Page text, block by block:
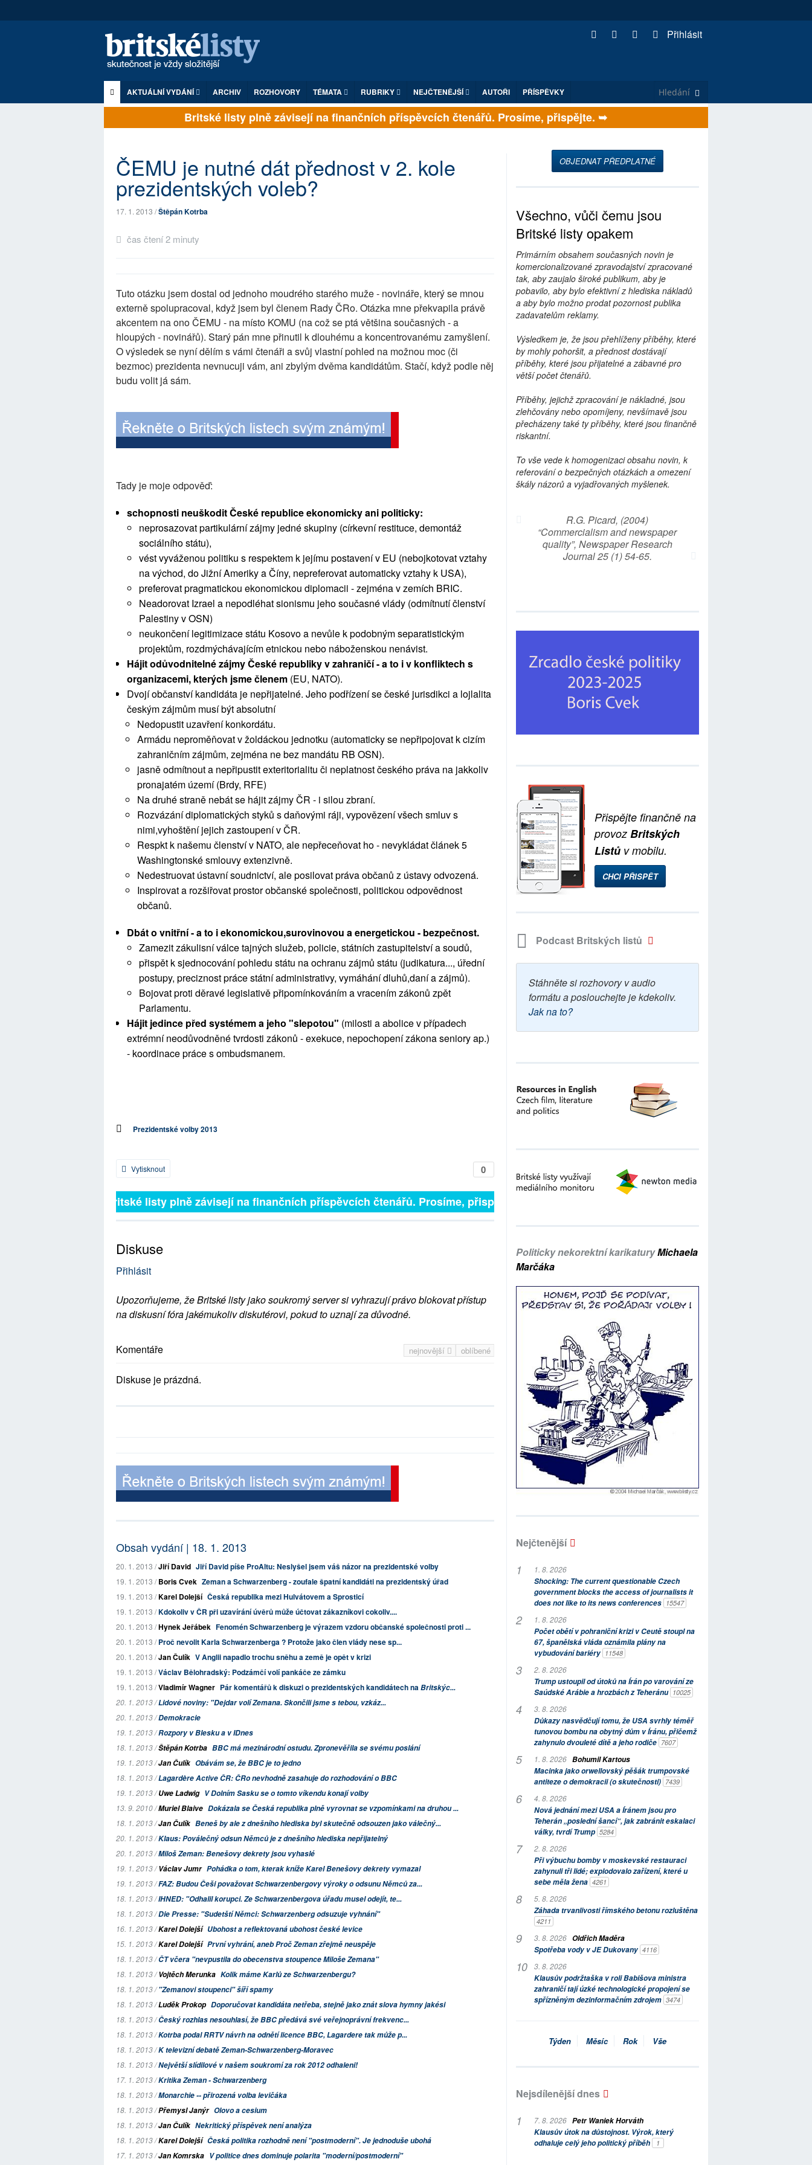
Přihlásit
AKTUÁLNÍ VYDÁNÍ ARCHIV ROZHOVORY TÉMATA RUBRIKY NEJČTENĚJŠÍ AUTOŘI PŘÍSPĚVKY
Britské listy plně závisejí na finančních příspěvcích čtenářů. Prosíme, přispějte. ➥
ČEMU je nutné dát přednost v 2. kole
prezidentských voleb?
17. 1. 2013 /Štěpán Kotrba
čas čtení 2 minuty
Tuto otázku jsem dostal od jednoho moudrého starého muže - novináře, který se mnou
externě spolupracoval, když jsem byl členem Rady ČRo. Otázka mne překvapila právě
akcentem na ono ČEMU - na místo KOMU (na což se ptá většina současných - a
hloupých - novinářů). Starý pán mne přinutil k dlouhému a koncentrovanému zamyšlení.
O výsledek se nyní dělím s vámi čtenáři a svůj vlastní pohled na možnou moc (či
bezmoc) prezidenta nevnucuji vám, ani zbylým dvěma kandidátům. Stačí, když podle něj
budu volit já sám.
Tady je moje odpověď:
schopnosti neuškodit České republice ekonomicky ani politicky:
neprosazovat partikulární zájmy jedné skupiny (církevní restituce, demontáž
sociálního státu),
vést vyváženou politiku s respektem k jejímu postavení v EU (nebojkotovat vztahy
na východ, do Jižní Ameriky a Číny, nepreferovat automaticky vztahy k USA),
preferovat pragmatickou ekonomickou diplomacii - zejména v zemích BRIC.
Neadorovat Izrael a nepodléhat sionismu jeho současné vlády (odmítnutí členství
Palestiny v OSN)
neukončení legitimizace státu Kosovo a nevůle k podobným separatistickým
projektům, rozdmýchávajícím etnickou nebo náboženskou nenávist.
Hájit odůvodnitelné zájmy České republiky v zahraničí - a to i v konfliktech s
organizacemi, kterých jsme členem (EU, NATO).
Dvojí občanství kandidáta je nepřijatelné. Jeho podřízení se české jurisdikci a lojlalita
českým zájmům musí být absolutní
Nedopustit uzavření konkordátu.
Armádu neproměňovat v žoldáckou jednotku (automaticky se nepřipojovat k cizím
zahraničním zájmům, zejména ne bez mandátu RB OSN).
jasně odmítnout a nepřipustit exteritorialitu či neplatnost českého práva na jakkoliv
pronajatém území (Brdy, RFE)
Na druhé straně nebát se hájit zájmy ČR - i silou zbraní.
Rozvázání diplomatických styků s daňovými ráji, vypovězení všech smluv s
nimi,vyhoštění jejich zastoupení v ČR.
Respkt k našemu členství v NATO, ale nepřeceňovat ho - nevykládat článek 5
Washingtonské smlouvy extenzivně.
Nedestruovat ústavní soudnictví, ale posilovat práva občanů z ústavy odvozená.
Inspirovat a rozšiřovat prostor občanské společnosti, politickou odpovědnost
občanů.
Dbát o vnitřní - a to i ekonomickou,surovinovou a energetickou - bezpečnost.
Zamezit zákulisní válce tajných služeb, policie, státních zastupitelství a soudů,
přispět k sjednocování pohledu státu na ochranu zájmů státu (judikatura..., úřední
postupy, preciznost práce státní administrativy, vymáhání dluhů,daní a zájmů).
Bojovat proti děravé legislativě připomínkováním a vracením zákonů zpět
Parlamentu.
Hájit jedince před systémem a jeho "slepotou" (milosti a abolice v případech
extrémní neodůvodněné tvrdosti zákonů - exekuce, nepochopení zákona seniory ap.)
- koordinace práce s ombudsmanem.
Prezidentské volby 2013
0
Vytisknout
Britské listy plně závisejí na finančních příspěvcích čtenářů. Prosíme, přispějte. ➥
Diskuse
Přihlásit
Upozorňujeme, že Britské listy jako soukromý server si vyhrazují právo blokovat přístup
na diskusní fóra jakémukoliv diskutérovi, pokud to uznají za důvodné.
nejnovější oblíbené
Komentáře
Diskuse je prázdná.
Obsah vydání | 18. 1. 2013
20. 1. 2013 /Jiří David Jiří David píše ProAltu: Neslyšel jsem váš názor na prezidentské volby
19. 1. 2013 /Boris Cvek Zeman a Schwarzenberg - zoufale špatní kandidáti na prezidentský úřad
19. 1. 2013 /Karel Dolejší Česká republika mezi Hulvátovem a Sprosticí
19. 1. 2013 /Kdokoliv v ČR při uzavírání úvěrů může účtovat zákazníkovi cokoliv....
20. 1. 2013 /Hynek Jeřábek Fenomén Schwarzenberg je výrazem vzdoru občanské společnosti proti ...
20. 1. 2013 /Proč nevolit Karla Schwarzenberga ? Protože jako člen vlády nese sp...
20. 1. 2013 /Jan Čulík V Anglii napadlo trochu sněhu a země je opět v krizi
19. 1. 2013 /Václav Bělohradský: Podzámčí volí pankáče ze zámku
19. 1. 2013 /Vladimír Wagner Pár komentářů k diskuzi o prezidentských kandidátech naBritskýc...
20. 1. 2013 /Lidové noviny: "Dejdar volí Zemana. Skončili jsme s tebou, vzkáz...
20. 1. 2013 /Demokracie
19. 1. 2013 /Rozpory vBleskua vIDnes
18. 1. 2013 /Štěpán Kotrba BBC má mezinárodní ostudu. Zpronevěřila se svému poslání
19. 1. 2013 /Jan Čulík Obávám se, že BBC je to jedno
18. 1. 2013 /Lagardère Active ČR: ČRo nevhodně zasahuje do rozhodování o BBC
19. 1. 2013 /Uwe Ladwig V Dolním Sasku se o tomto víkendu konají volby
13. 9. 2010 /Muriel Blaive Dokázala se Česká republika plně vyrovnat se vzpomínkami na druhou ...
18. 1. 2013 /Jan Čulík Beneš by ale z dnešního hlediska byl skutečně odsouzen jako válečný...
20. 1. 2013 /Klaus: Poválečný odsun Němců je z dnešního hlediska nepřijatelný
20. 1. 2013 /Miloš Zeman: Benešovy dekrety jsou vyhaslé
19. 1. 2013 /Václav Jumr Pohádka o tom, kterak kníže Karel Benešovy dekrety vymazal
19. 1. 2013 /FAZ: Budou Češi považovat Schwarzenbergovy výroky o odsunu Němců za...
18. 1. 2013 /IHNED: "Odhalil korupci. Ze Schwarzenbergova úřadu musel odejít, te...
18. 1. 2013 /Die Presse: "Sudetští Němci: Schwarzenberg odsuzuje vyhnání"
16. 1. 2013 /Karel Dolejší Ubohost a reflektovaná ubohost české levice
15. 1. 2013 /Karel Dolejší První vyhrání, aneb Proč Zeman zřejmě neuspěje
18. 1. 2013 /ČT včera "nevpustila do obecenstva stoupence Miloše Zemana"
18. 1. 2013 /Vojtěch Merunka Kolik máme Karlů ze Schwarzenbergu?
18. 1. 2013 /"Zemanovi stoupenci" šíří spamy
18. 1. 2013 /Luděk Prokop Doporučovat kandidáta netřeba, stejně jako znát slova hymny jakési
18. 1. 2013 /Český rozhlas nesouhlasí, že BBC předává své veřejnoprávní frekvenc...
18. 1. 2013 /Kotrba podal RRTV návrh na odnětí licence BBC, Lagardere tak může p...
18. 1. 2013 /K televizní debatě Zeman-Schwarzenberg-Moravec
18. 1. 2013 /Největší slídilové v našem soukromí za rok 2012 odhaleni!
17. 1. 2013 /Kritika Zeman - Schwarzenberg
18. 1. 2013 /Monarchie -- přirozená volba levičáka
18. 1. 2013 /Přemysl Janýr Olovo a cesium
18. 1. 2013 /Jan Čulík Nekritický příspěvek není analýza
18. 1. 2013 /Karel Dolejší Česká politika rozhodně není "postmoderní". Je jednoduše ubohá
17. 1. 2013 /Jan Komrska V politice dnes dominuje polarita "moderní/postmoderní"
OBJEDNAT PŘEDPLATNÉ
Všechno, vůči čemu jsou
Britské listy opakem
Primárním obsahem současných novin je
komercionalizované zpravodajství zpracované
tak, aby zaujalo široké publikum, aby je
pobavilo, aby bylo efektivní z hlediska nákladů
a aby bylo možno prodat pozornost publika
zadavatelům reklamy.
Výsledkem je, že jsou přehlíženy příběhy, které
by mohly pohoršit, a přednost dostávají
příběhy, které jsou přijatelné a zábavné pro
větší počet čtenářů.
Příběhy, jejichž zpracování je nákladné, jsou
zlehčovány nebo opomíjeny, nevšímavě jsou
přecházeny také ty příběhy, které jsou finančně
riskantní.
To vše vede k homogenizaci obsahu novin, k
referování o bezpečných otázkách a omezení
škály názorů a vyjadřovaných myšlenek.
R.G. Picard, (2004)
“Commercialism and newspaper
quality”, Newspaper Research
Journal 25 (1) 54-65.
Přispějte finančně na
provoz Britských
Listův mobilu.
CHCI PŘISPĚT
Podcast Britských listů
Stáhněte si rozhovory v audio
formátu a poslouchejte je kdekoliv.
Jak na to?
Politicky nekorektní karikaturyMichaela
Marčáka
Nejčtenější
1. 8. 2026
Shocking: The current questionable Czech
government blocks the access of journalists it
does not like to its news conferences 15547
1. 8. 2026
Počet obětí v pohraniční krizi v Ceutě stoupl na
67, španělská vláda oznámila plány na
vybudování bariéry 11548
2. 8. 2026
Trump ustoupil od útoků na Írán po varování ze
Saúdské Arábie a hrozbách z Teheránu 10025
3. 8. 2026
Důkazy nasvědčují tomu, že USA svrhly téměř
tunovou bombu na obytný dům v Íránu, přičemž
zahynulo dvouleté dítě a jeho rodiče 7607
1. 8. 2026 Bohumil Kartous
Macinka jako orwellovský pěšák trumpovské
antiteze o demokracii (o skutečnosti) 7439
4. 8. 2026
Nová jednání mezi USA a Íránem jsou pro
Teherán „poslední šancí“, jak zabránit eskalaci
války, tvrdí Trump 5284
2. 8. 2026
Při výbuchu bomby v moskevské restauraci
zahynuli tři lidé; explodovalo zařízení, které u
sebe měla žena 4261
5. 8. 2026
Záhada trvanlivosti římského betonu rozluštěna
4211
3. 8. 2026 Oldřich Maděra
Spotřeba vody v JE Dukovany 4116
3. 8. 2026
Klausův podržtaška v roli Babišova ministra
zahraničí tají úzké technologické propojení se
spřízněným dezinformačním zdrojem 3474
Týden Měsíc Rok Vše
Nejsdílenější dnes
7. 8. 2026 Petr Waniek Horváth
Klausův útok na důstojnost. Výrok, který
odhaluje celý jeho politický příběh
1